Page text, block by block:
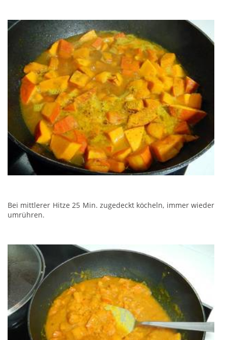
Bei mittlerer Hitze 25 Min. zugedeckt köcheln, immer wieder
umrühren.